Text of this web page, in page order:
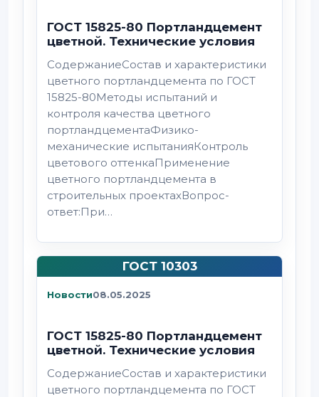
ГОСТ 15825-80 Портландцемент
цветной. Технические условия
СодержаниеСостав и характеристики
цветного портландцемента по ГОСТ
15825-80Методы испытаний и
контроля качества цветного
портландцементаФизико-
механические испытанияКонтроль
цветового оттенкаПрименение
цветного портландцемента в
строительных проектахВопрос-
ответ:При…
ГОСТ 10303
Новости08.05.2025
ГОСТ 15825-80 Портландцемент
цветной. Технические условия
СодержаниеСостав и характеристики
цветного портландцемента по ГОСТ